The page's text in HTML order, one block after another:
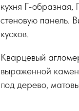
кухня Г-образная,
стеновую панель.
кусков.
Кварцевый
выраженной
под дерево,